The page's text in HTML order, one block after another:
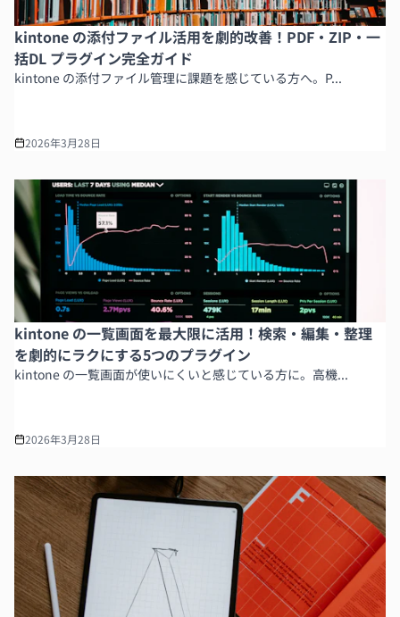
kintone の添付ファイル活用を劇的改善！PDF・ZIP・一
括DL プラグイン完全ガイド
kintone の添付ファイル管理に課題を感じている方へ。P...
2026年3月28日
kintone の一覧画面を最大限に活用！検索・編集・整理
を劇的にラクにする5つのプラグイン
kintone の一覧画面が使いにくいと感じている方に。高機...
2026年3月28日